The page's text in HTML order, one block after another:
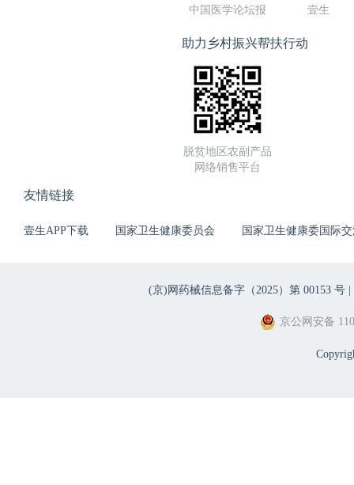
中国医学论坛报 壹生
助力乡村振兴帮扶行动
脱贫地区农副产品
网络销售平台
友情链接
壹生APP下载 国家卫生健康委员会 国家卫生健康委国际
(京)网药械信息备字（2025）第 00153 号 |
京公网安备